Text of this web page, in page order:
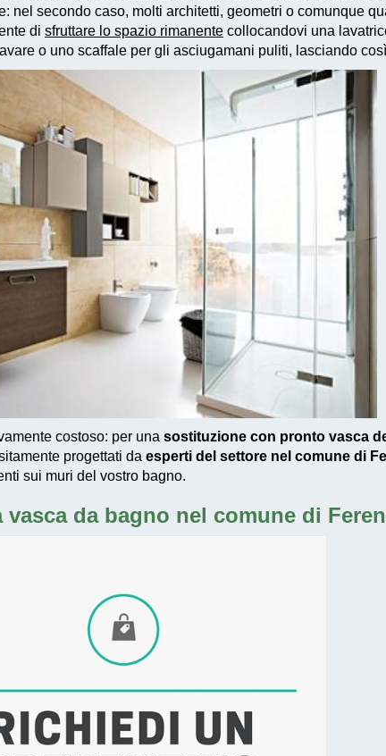
nel secondo caso, molti architetti, geometri o comunque
di sfruttare lo spazio rimanente collocandovi una
o uno scaffale per gli asciugamani puliti, lasciando
costoso: per una sostituzione con pronto vasca
progettati da esperti del settore nel comune di
sui muri del vostro bagno.
da bagno nel comune di